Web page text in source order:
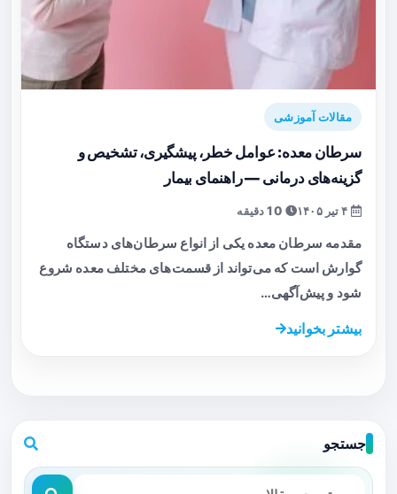
مقالات آموزشی
سرطان معده: عوامل خطر، پیشگیری، تشخیص و
گزینه‌های درمانی — راهنمای بیمار
مقدمه سرطان معده یکی از انواع سرطان‌های دستگاه
گوارش است که می‌تواند از قسمت‌های مختلف معده شروع
شود و پیش‌آگهی…
بیشتر بخوانید
جستجو